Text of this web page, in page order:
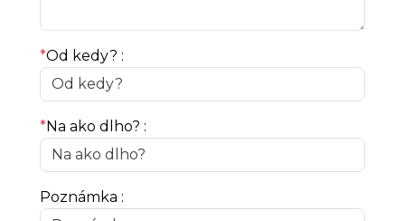
*Od kedy? :
*Na ako dlho? :
Poznámka :